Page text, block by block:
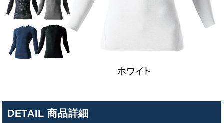
DETAIL 商品詳細